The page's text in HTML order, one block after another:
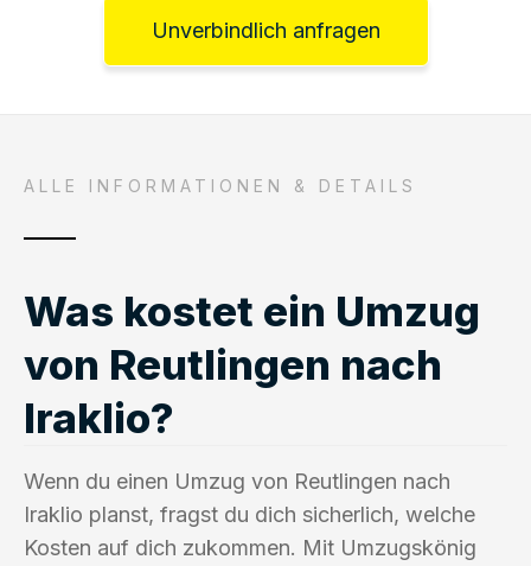
Unverbindlich anfragen
ALLE INFORMATIONEN & DETAILS
Was kostet ein Umzug
von Reutlingen nach
Iraklio?
Wenn du einen Umzug von Reutlingen nach
Iraklio planst, fragst du dich sicherlich, welche
Kosten auf dich zukommen. Mit Umzugskönig